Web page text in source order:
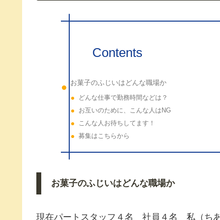
Contents
お菓子のふじいはどんな職場か
どんな仕事で勤務時間などは？
お互いのために、こんな人はNG
こんな人お待ちしてます！
募集はこちらから
お菓子のふじいはどんな職場か
現在パートスタッフ４名 社員４名 私（ちあ